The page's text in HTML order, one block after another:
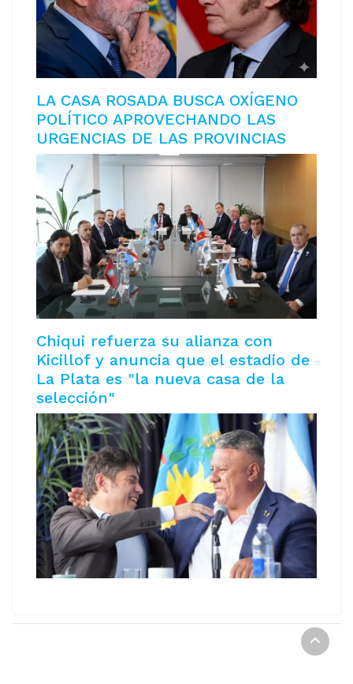
LA CASA ROSADA BUSCA OXÍGENO
POLÍTICO APROVECHANDO LAS
URGENCIAS DE LAS PROVINCIAS
Chiqui refuerza su alianza con
Kicillof y anuncia que el estadio de
La Plata es "la nueva casa de la
selección"
REPORTE DIGITAL Copyright © 2021